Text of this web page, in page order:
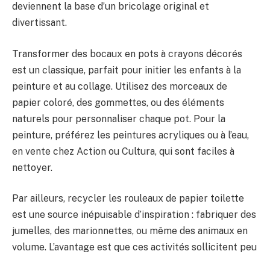
deviennent la base d’un bricolage original et
divertissant.
Transformer des bocaux en pots à crayons décorés
est un classique, parfait pour initier les enfants à la
peinture et au collage. Utilisez des morceaux de
papier coloré, des gommettes, ou des éléments
naturels pour personnaliser chaque pot. Pour la
peinture, préférez les peintures acryliques ou à l’eau,
en vente chez Action ou Cultura, qui sont faciles à
nettoyer.
Par ailleurs, recycler les rouleaux de papier toilette
est une source inépuisable d’inspiration : fabriquer des
jumelles, des marionnettes, ou même des animaux en
volume. L’avantage est que ces activités sollicitent peu